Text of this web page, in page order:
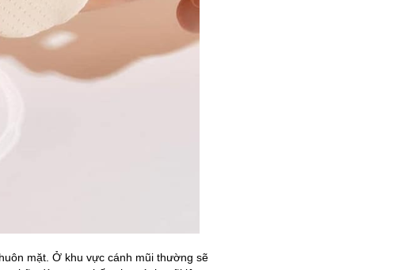
mặt. Ở khu vực cánh mũi thường sẽ